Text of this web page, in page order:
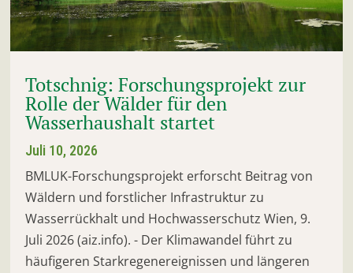
Totschnig: Forschungsprojekt zur
Rolle der Wälder für den
Wasserhaushalt startet
Juli 10, 2026
BMLUK-Forschungsprojekt erforscht Beitrag von
Wäldern und forstlicher Infrastruktur zu
Wasserrückhalt und Hochwasserschutz Wien, 9.
Juli 2026 (aiz.info). - Der Klimawandel führt zu
häufigeren Starkregenereignissen und längeren